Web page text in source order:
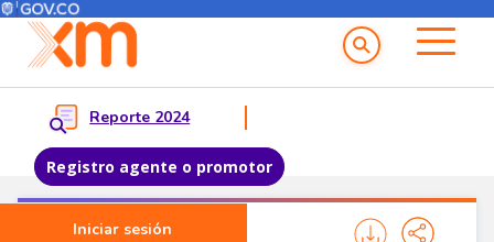
Pasar al contenido principal
Menú del Usuario
Reporte 2024
Registro agente o promotor
Iniciar sesión
Menu principal
Noticias Agentes